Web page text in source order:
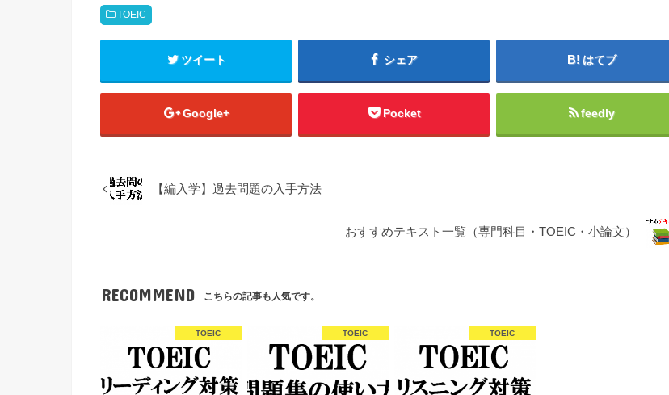
TOEIC
ツイート シェア はてブ
Google+ Pocket feedly
【編入学】過去問題の入手方法
おすすめテキスト一覧（専門科目・TOEIC・小論文）
RECOMMEND こちらの記事も人気です。
TOEIC TOEIC TOEIC